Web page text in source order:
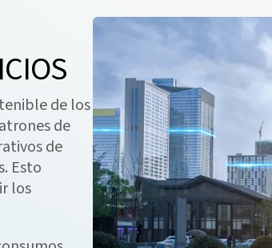
de los
de
de
Esto
los